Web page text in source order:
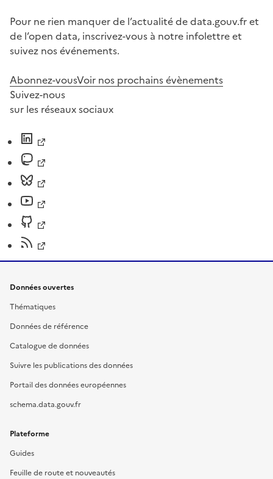
Pour ne rien manquer de l’actualité de data.gouv.fr et
de l’open data, inscrivez-vous à notre infolettre et
suivez nos événements.
Abonnez-vousVoir nos prochains évènements
Suivez-nous
sur les réseaux sociaux
Données ouvertes
Thématiques
Données de référence
Catalogue de données
Suivre les publications des données
Portail des données européennes
schema.data.gouv.fr
Plateforme
Guides
Feuille de route et nouveautés